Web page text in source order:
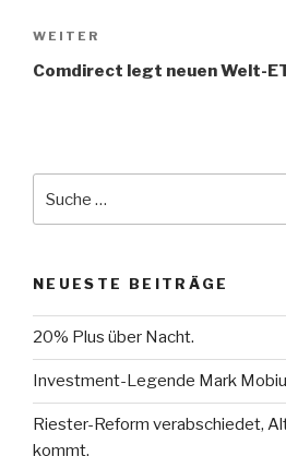
Nächster
Beitrag
WEITER
Comdirect legt neuen Welt-
NEUESTE BEITRÄGE
20% Plus über Nacht.
Investment-Legende Mark
Riester-Reform verabschiedet,
kommt.